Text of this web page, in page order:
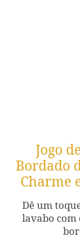
Jogo
Bordado
Charme
Dê um
lavabo com